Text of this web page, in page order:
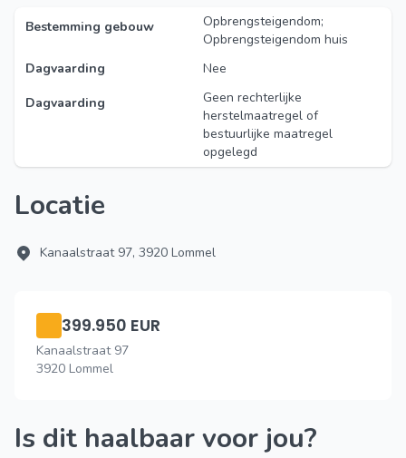
Bestemming gebouw
Opbrengsteigendom;
Opbrengsteigendom huis
Dagvaarding
Nee
Dagvaarding
Geen rechterlijke
herstelmaatregel of
bestuurlijke maatregel
opgelegd
Locatie
Kanaalstraat 97, 3920 Lommel
399.950 EUR
Kanaalstraat 97
3920 Lommel
Is dit haalbaar voor jou?